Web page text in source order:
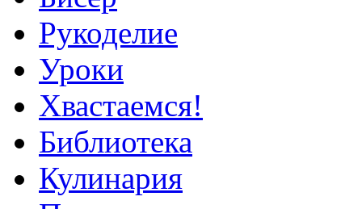
Рукоделие
Уроки
Хвастаемся!
Библиотека
Кулинария